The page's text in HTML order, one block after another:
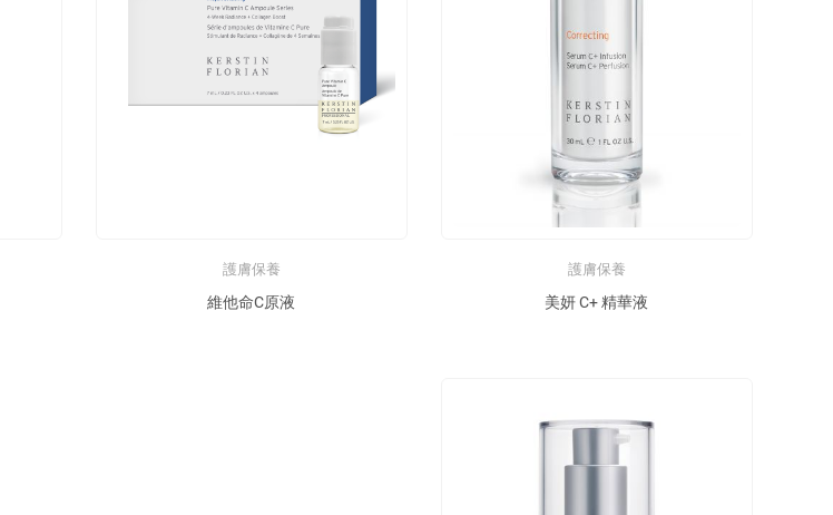
護膚保養
維他命C原液
護膚保養
美妍 C+ 精華液